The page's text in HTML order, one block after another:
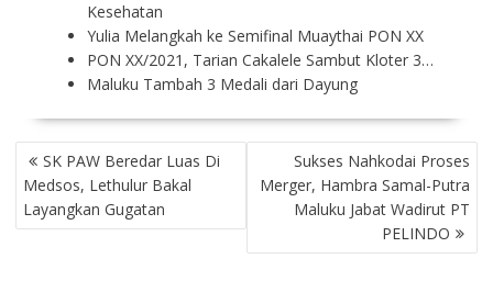
Kesehatan
Yulia Melangkah ke Semifinal Muaythai PON XX
PON XX/2021, Tarian Cakalele Sambut Kloter 3…
Maluku Tambah 3 Medali dari Dayung
P
O
S
T
SK PAW Beredar Luas Di
Medsos, Lethulur Bakal
Layangkan Gugatan
Sukses Nahkodai Proses
Merger, Hambra Samal-Putra
Maluku Jabat Wadirut PT
PELINDO